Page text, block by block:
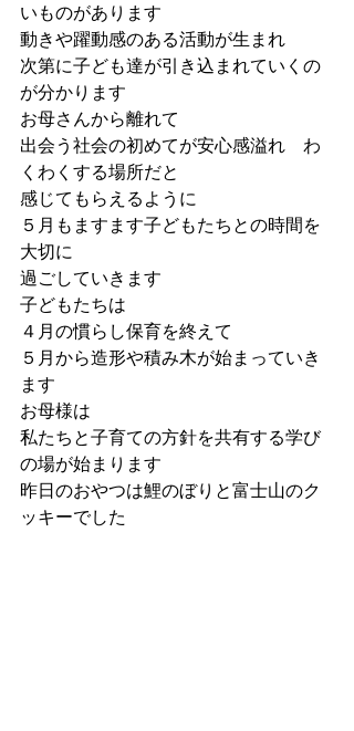
いものがあります
動きや躍動感のある活動が生まれ
次第に子ども達が引き込まれていくの
が分かります
お母さんから離れて
出会う社会の初めてが安心感溢れ　わ
くわくする場所だと
感じてもらえるように
５月もますます子どもたちとの時間を
大切に
過ごしていきます
子どもたちは
４月の慣らし保育を終えて
５月から造形や積み木が始まっていき
ます
お母様は
私たちと子育ての方針を共有する学び
の場が始まります
昨日のおやつは鯉のぼりと富士山のク
ッキーでした